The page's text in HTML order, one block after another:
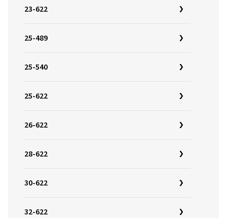
23-622
25-489
25-540
25-622
26-622
28-622
30-622
32-622